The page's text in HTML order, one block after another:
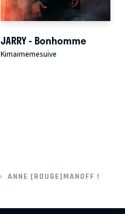
JARRY - Bonhomme
Kimaimemesuive
ANNE [ROUGE]MANOFF !